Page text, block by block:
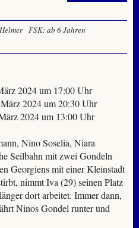
FSK: ab 6 Jahren
2024 um 17:00 Uhr
2024 um 20:30 Uhr
2024 um 13:00 Uhr
Nino Soselia, Niara
Seilbahn mit zwei Gondeln
Georgiens mit einer Kleinstadt
nimmt Iva (29) seinen Platz
dort arbeitet. Immer dann,
Ninos Gondel runter und